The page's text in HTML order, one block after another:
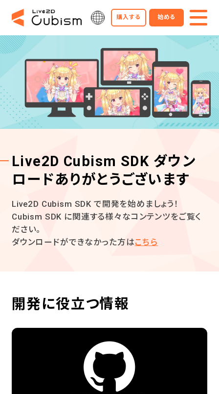
購入する 始める
Live2D Cubism SDK ダウン
ロードありがとうございます
Live2D Cubism SDK で開発を始めましょう！
Cubism SDK に関連する様々なコンテンツをご覧く
ださい。
ダウンロードができなかった方はこちら
開発に役立つ情報